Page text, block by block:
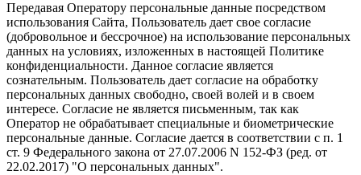
Передавая Оператору персональные данные посредством
использования Сайта, Пользователь дает свое согласие
(добровольное и бессрочное) на использование персональных
данных на условиях, изложенных в настоящей Политике
конфиденциальности. Данное согласие является
сознательным. Пользователь дает согласие на обработку
персональных данных свободно, своей волей и в своем
интересе. Согласие не является письменным, так как
Оператор не обрабатывает специальные и биометрические
персональные данные. Согласие дается в соответствии с п. 1
ст. 9 Федерального закона от 27.07.2006 N 152-ФЗ (ред. от
22.02.2017) "О персональных данных".